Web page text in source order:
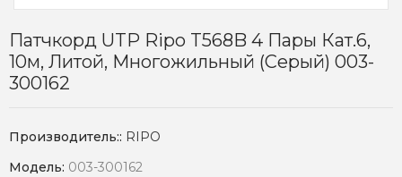
Патчкорд UTP Ripo T568B 4 Пары Кат.6,
10м, Литой, Многожильный (серый) 003-
300162
Производитель:: RIPO
Модель: 003-300162